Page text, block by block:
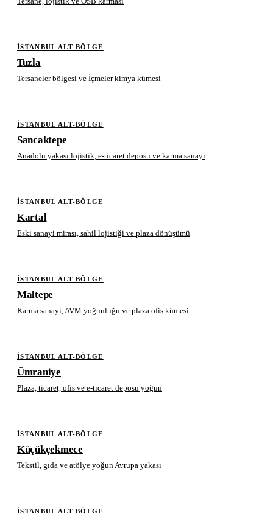
İSTANBUL ALT-BÖLGE
Tuzla
Tersaneler bölgesi ve İçmeler kimya kümesi
İSTANBUL ALT-BÖLGE
Sancaktepe
Anadolu yakası lojistik, e-ticaret deposu ve karma sanayi
İSTANBUL ALT-BÖLGE
Kartal
Eski sanayi mirası, sahil lojistiği ve plaza dönüşümü
İSTANBUL ALT-BÖLGE
Maltepe
Karma sanayi, AVM yoğunluğu ve plaza ofis kümesi
İSTANBUL ALT-BÖLGE
Ümraniye
Plaza, ticaret, ofis ve e-ticaret deposu yoğun
İSTANBUL ALT-BÖLGE
Küçükçekmece
Tekstil, gıda ve atölye yoğun Avrupa yakası
İSTANBUL ALT-BÖLGE